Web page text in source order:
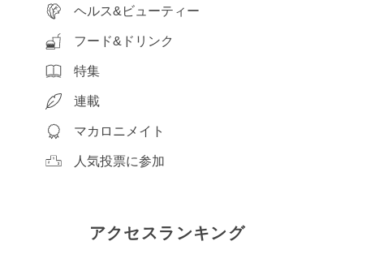
ヘルス&ビューティー
フード&ドリンク
特集
連載
マカロニメイト
人気投票に参加
アクセスランキング